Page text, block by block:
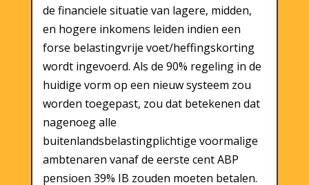
de financiele situatie van lagere, midden,
en hogere inkomens leiden indien een
forse belastingvrije voet/heffingskorting
wordt ingevoerd. Als de 90% regeling in de
huidige vorm op een nieuw systeem zou
worden toegepast, zou dat betekenen dat
nagenoeg alle
buitenlandsbelastingplichtige voormalige
ambtenaren vanaf de eerste cent ABP
pensioen 39% IB zouden moeten betalen.